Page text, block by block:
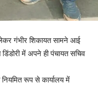
गंभीर शिकायत सामने आई
में अपने ही पंचायत सचिव
रूप से कार्यालय में